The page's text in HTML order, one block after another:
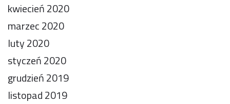
kwiecień 2020
marzec 2020
luty 2020
styczeń 2020
grudzień 2019
listopad 2019